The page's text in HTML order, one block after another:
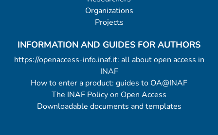
Organizations
Projects
INFORMATION AND GUIDES FOR AUTHORS
https://openaccess-info.inaf.it: all about open access in
INAF
How to enter a product: guides to OA@INAF
The INAF Policy on Open Access
Downloadable documents and templates